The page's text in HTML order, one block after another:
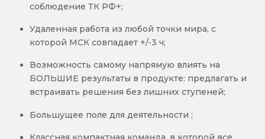
соблюдение ТК РФ+;
Удаленная работа из любой точки мира, с
которой МСК совпадает +/-3 ч;
Возможность самому напрямую влиять на
БОЛЬШИЕ результаты в продукте: предлагать и
встраивать решения без лишних ступеней;
Большущее поле для деятельности ;